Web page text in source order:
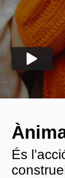
Reprodueix el
És